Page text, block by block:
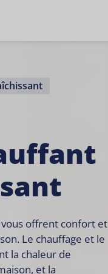
offrent confort et
Le chauffage et le
la chaleur de
et la